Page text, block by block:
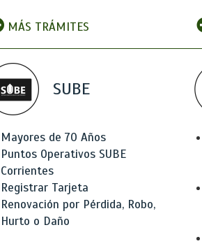
MÁS TRÁMITES
SUBE
Mayores de 70 Años
Puntos Operativos SUBE
Corrientes
Registrar Tarjeta
Renovación por Pérdida, Robo,
Hurto o Daño